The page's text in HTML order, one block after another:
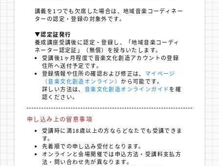
講義を1つでも欠席した場合は、地域音楽コーディネー
ターの認定・登録の対象外です。
▼認定証発行
養成講座受講後に認定・登録し、「地域音楽コーディ
ネーター認定証」（無償）を授与いたします。
受講後1ヶ月程度で音楽文化創造アカウントの登録
住所へ送付予定です。
登録情報や住所の確認および修正は、 マイページ
（音楽文化創造オンライン）から可能です。
詳しい方法は、 音楽文化創造オンラインガイドを確
認ください。
申し込み上の留意事項
受講時に満18歳以上の方ならどなたでも受講できま
す。
先着順での申し込み受付となります。
オンラインと会場開催では申込方法・受講料支払方
法・問い合わせ先が異なります。